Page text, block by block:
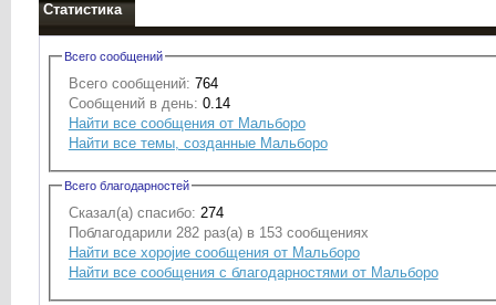
Статистика
Всего сообщений
Всего сообщений: 764
Сообщений в день: 0.14
Найти все сообщения от Мальборо
Найти все темы, созданные Мальборо
Всего благодарностей
Сказал(а) спасибо: 274
Поблагодарили 282 раз(а) в 153 сообщениях
Найти все хоројие сообщения от Мальборо
Найти все сообщения с благодарностями от Мальборо